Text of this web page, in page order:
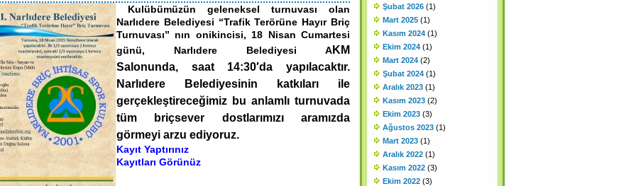
SONUCU ORGANLAR
ŞEKİLDE OLUŞMUŞTUR.
GENEL KURUL DUYURUSU
Kulübümüzün geleneksel turnuvası olan
Narlıdere Belediyesi “Trafik Terörüne Hayır Briç
Turnuvası” nın onikincisi, 18 Nisan Cumartesi
günü, Narlıdere Belediyesi AKM
Salonunda, saat 14:30′da yapılacaktır.
Narlıdere Belediyesinin katkıları ile
gerçekleştireceğimiz bu anlamlı turnuvada
tüm briçsever dostlarımızı aramızda
görmeyi arzu ediyoruz.
Kayıt Yaptırınız
Kayıtları Görünüz
Şubat 2026 (1)
Mart 2025 (1)
Kasım 2024 (1)
Ekim 2024 (1)
Mart 2024 (2)
Şubat 2024 (1)
Aralık 2023 (1)
Kasım 2023 (2)
Ekim 2023 (3)
Ağustos 2023 (1)
Mart 2023 (1)
Aralık 2022 (1)
Kasım 2022 (3)
Ekim 2022 (3)